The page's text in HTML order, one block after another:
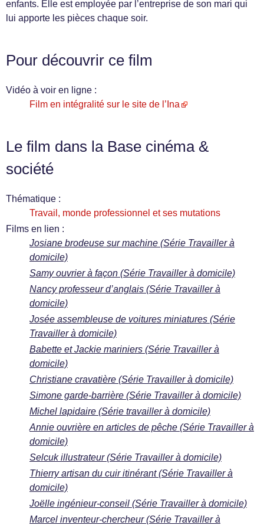
enfants. Elle est employée par l’entreprise de son mari qui
lui apporte les pièces chaque soir.
Pour découvrir ce film
Vidéo à voir en ligne :
Film en intégralité sur le site de l’Ina
Le film dans la Base cinéma &
société
Thématique :
Travail, monde professionnel et ses mutations
Films en lien :
Josiane brodeuse sur machine (Série Travailler à
domicile)
Samy ouvrier à façon (Série Travailler à domicile)
Nancy professeur d’anglais (Série Travailler à
domicile)
Josée assembleuse de voitures miniatures (Série
Travailler à domicile)
Babette et Jackie mariniers (Série Travailler à
domicile)
Christiane cravatière (Série Travailler à domicile)
Simone garde-barrière (Série Travailler à domicile)
Michel lapidaire (Série travailler à domicile)
Annie ouvrière en articles de pêche (Série Travailler à
domicile)
Selcuk illustrateur (Série Travailler à domicile)
Thierry artisan du cuir itinérant (Série Travailler à
domicile)
Joëlle ingénieur-conseil (Série Travailler à domicile)
Marcel inventeur-chercheur (Série Travailler à